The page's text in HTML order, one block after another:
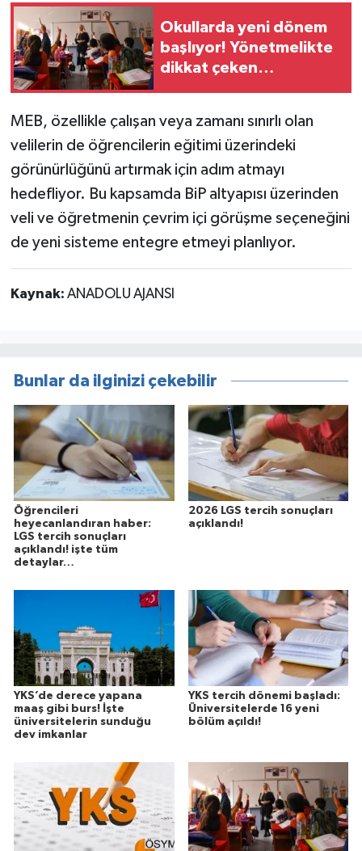
Okullarda yeni dönem
başlıyor! Yönetmelikte
dikkat çeken
MEB, özellikle çalışan veya zamanı sınırlı olan
velilerin de öğrencilerin eğitimi üzerindeki
görünürlüğünü artırmak için adım atmayı
hedefliyor. Bu kapsamda BiP altyapısı üzerinden
veli ve öğretmenin çevrim içi görüşme seçeneğini
de yeni sisteme entegre etmeyi planlıyor.
Kaynak: ANADOLU AJANSI
Bunlar da ilginizi çekebilir
Öğrencileri
heyecanlandıran haber:
LGS tercih sonuçları
açıklandı! işte tüm
detaylar…
2026 LGS tercih sonuçları
açıklandı!
YKS’de derece yapana
maaş gibi burs! İşte
üniversitelerin sunduğu
dev imkanlar
YKS tercih dönemi başladı:
Üniversitelerde 16 yeni
bölüm açıldı!